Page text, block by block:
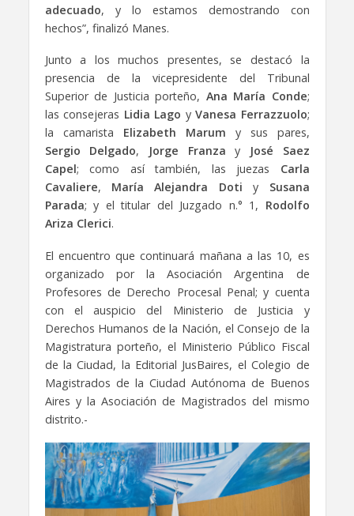
adecuado, y lo estamos demostrando con
hechos”, finalizó Manes.
Junto a los muchos presentes, se destacó la
presencia de la vicepresidente del Tribunal
Superior de Justicia porteño, Ana María Conde;
las consejeras Lidia Lago yVanesa Ferrazzuolo;
la camarista Elizabeth Marum y sus pares,
Sergio Delgado, Jorge Franza y José Saez
Capel; como así también, las juezas Carla
Cavaliere, María Alejandra Dotiy Susana
Parada; y el titular del Juzgado n.° 1, Rodolfo
Ariza Clerici.
El encuentro que continuará mañana a las 10, es
organizado por la Asociación Argentina de
Profesores de Derecho Procesal Penal; y cuenta
con el auspicio del Ministerio de Justicia y
Derechos Humanos de la Nación, el Consejo de la
Magistratura porteño, el Ministerio Público Fiscal
de la Ciudad, la Editorial JusBaires, el Colegio de
Magistrados de la Ciudad Autónoma de Buenos
Aires y la Asociación de Magistrados del mismo
distrito.-